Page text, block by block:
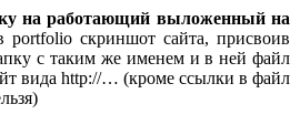
на работающий выложенный на
port­fo­lio скриншот сайта, присвоив
с таким же именем и в ней файл
вида http://… (кроме ссылки в файл